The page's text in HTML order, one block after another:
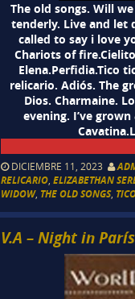
The old songs. Will
tenderly. Live and let
called to say i love
Chariots of
Elena.Perfidia.Tico
relicario. Adiós. The
Dios. Charmaine.
evening. I’ve
DICIEMBRE 11, 2023
RELICARIO ,ELIZABETHAN
WIDOW, THE OLD SONGS,
V.A – Night in